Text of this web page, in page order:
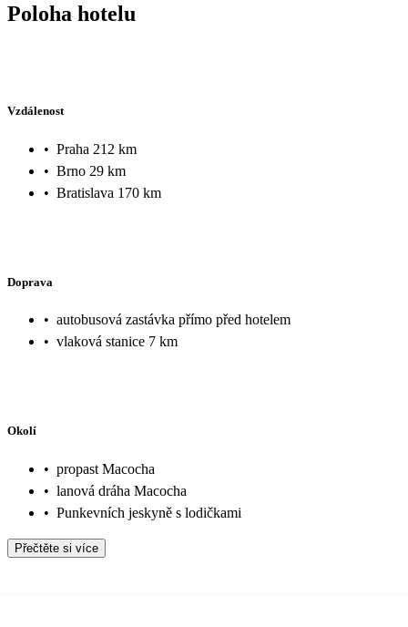
Poloha hotelu
Vzdálenost
• Praha 212 km
• Brno 29 km
• Bratislava 170 km
Doprava
• autobusová zastávka přímo před hotelem
• vlaková stanice 7 km
Okolí
• propast Macocha
• lanová dráha Macocha
• Punkevních jeskyně s lodičkami
Přečtěte si více